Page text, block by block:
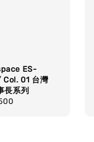
ES-
01 台灣
長系列